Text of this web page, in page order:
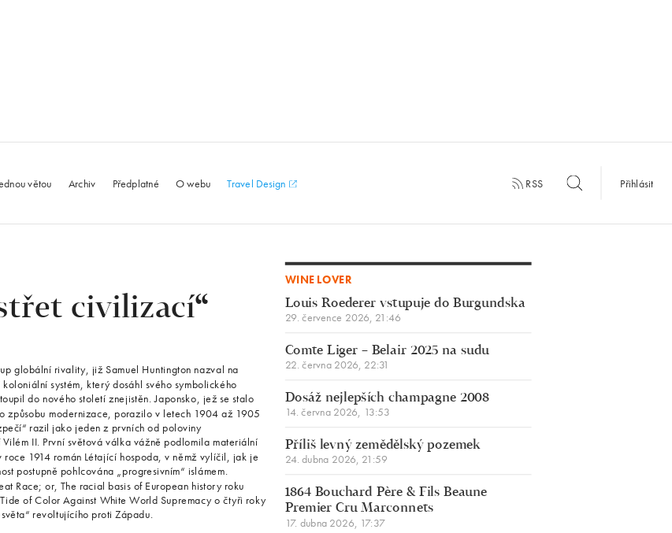
větou Archiv Předplatné O webu Travel Design RSS Přihlásit
civilizací“
globální rivality, již Samuel Huntington nazval na
systém, který dosáhl svého symbolického
do nového století znejistěn. Japonsko, jež se stalo
způsobu modernizace, porazilo v letech 1904 až 1905
razil jako jeden z prvních od poloviny
II. První světová válka vážně podlomila materiální
1914 román Létající hospoda, v němž vylíčil, jak je
postupně pohlcována „progresivním“ islámem.
Race; or, The racial basis of European history roku
of Color Against White World Supremacy o čtyři roky
revoltujícího proti Západu.
WINE LOVER
Louis Roederer vstupuje do Burgundska
29. července 2026, 21:46
Comte Liger – Belair 2025 na sudu
22. června 2026, 22:31
Dosáž nejlepších champagne 2008
14. června 2026, 13:53
Příliš levný zemědělský pozemek
24. dubna 2026, 21:59
1864 Bouchard Père & Fils Beaune
Premier Cru Marconnets
17. dubna 2026, 17:37